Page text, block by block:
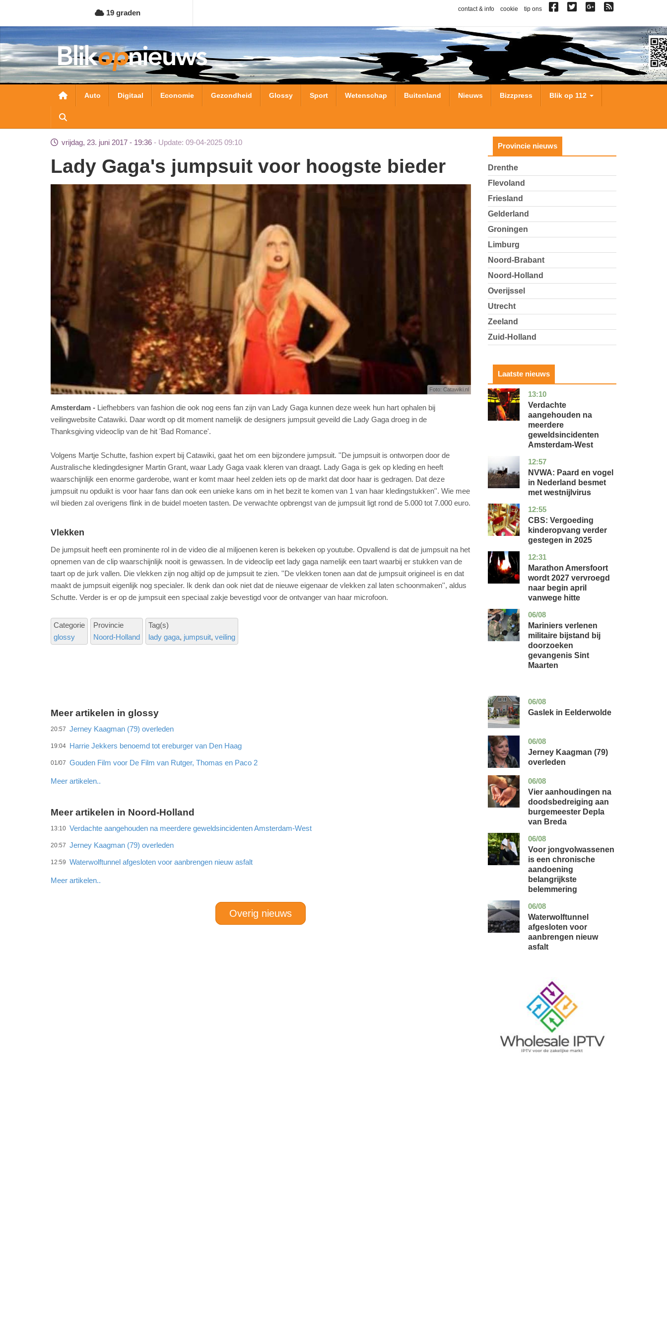
naar
de
inhoud
gaan
19 graden contact & info cookie tip ons
Hoofdnavigatie
Auto Digitaal Economie Gezondheid Glossy Sport Wetenschap Buitenland Nieuws Bizzpress Blik op 112
vrijdag, 23. juni 2017 - 19:36 Update: 09-04-2025 09:10
Lady Gaga's jumpsuit voor hoogste bieder
Foto: Catawiki.nl
Amsterdam
Liefhebbers van fashion die ook nog eens fan zijn van Lady Gaga kunnen deze week hun hart ophalen bij
veilingwebsite Catawiki. Daar wordt op dit moment namelijk de designers jumpsuit geveild die Lady Gaga droeg in de
Thanksgiving videoclip van de hit 'Bad Romance'.
Volgens Martje Schutte, fashion expert bij Catawiki, gaat het om een bijzondere jumpsuit. ''De jumpsuit is ontworpen door de
Australische kledingdesigner Martin Grant, waar Lady Gaga vaak kleren van draagt. Lady Gaga is gek op kleding en heeft
waarschijnlijk een enorme garderobe, want er komt maar heel zelden iets op de markt dat door haar is gedragen. Dat deze
jumpsuit nu opduikt is voor haar fans dan ook een unieke kans om in het bezit te komen van 1 van haar kledingstukken''. Wie mee
wil bieden zal overigens flink in de buidel moeten tasten. De verwachte opbrengst van de jumpsuit ligt rond de 5.000 tot 7.000 euro.
Vlekken
De jumpsuit heeft een prominente rol in de video die al miljoenen keren is bekeken op youtube. Opvallend is dat de jumpsuit na het
opnemen van de clip waarschijnlijk nooit is gewassen. In de videoclip eet lady gaga namelijk een taart waarbij er stukken van de
taart op de jurk vallen. Die vlekken zijn nog altijd op de jumpsuit te zien. ''De vlekken tonen aan dat de jumpsuit origineel is en dat
maakt de jumpsuit eigenlijk nog specialer. Ik denk dan ook niet dat de nieuwe eigenaar de vlekken zal laten schoonmaken'', aldus
Schutte. Verder is er op de jumpsuit een speciaal zakje bevestigd voor de ontvanger van haar microfoon.
Categorie
glossy
Provincie
Noord-Holland
Tag(s)
lady gaga jumpsuit veiling
Meer artikelen in glossy
20:57 Jerney Kaagman (79) overleden
19:04 Harrie Jekkers benoemd tot ereburger van Den Haag
01/07 Gouden Film voor De Film van Rutger, Thomas en Paco 2
Meer artikelen..
Meer artikelen in Noord-Holland
13:10 Verdachte aangehouden na meerdere geweldsincidenten Amsterdam-West
20:57 Jerney Kaagman (79) overleden
12:59 Waterwolftunnel afgesloten voor aanbrengen nieuw asfalt
Meer artikelen..
Overig nieuws
Provincie nieuws
Drenthe
Flevoland
Friesland
Gelderland
Groningen
Limburg
Noord-Brabant
Noord-Holland
Overijssel
Utrecht
Zeeland
Zuid-Holland
Laatste nieuws
13:10
noord-
holland
nieuws
Verdachte
aangehouden na
meerdere
geweldsincidenten
Amsterdam-West
12:57
utrecht
nieuws
NVWA: Paard en vogel
in Nederland besmet
met westnijlvirus
12:55
zuid-
holland
economie
CBS: Vergoeding
kinderopvang verder
gestegen in 2025
12:31
utrecht
nieuws
Marathon Amersfoort
wordt 2027 vervroegd
naar begin april
vanwege hitte
06/08
buitenland
Mariniers verlenen
militaire bijstand bij
doorzoeken
gevangenis Sint
Maarten
06/08
drenthe
nieuws
Gaslek in Eelderwolde
06/08
noord-
glossy
Jerney Kaagman (79)
overleden
06/08
noord-
brabant
nieuws
Vier aanhoudingen na
doodsbedreiging aan
burgemeester Depla
van Breda
06/08
utrecht
gezondheid
Voor jongvolwassenen
is een chronische
aandoening
belangrijkste
belemmering
06/08
noord-
holland
nieuws
Waterwolftunnel
afgesloten voor
aanbrengen nieuw
asfalt